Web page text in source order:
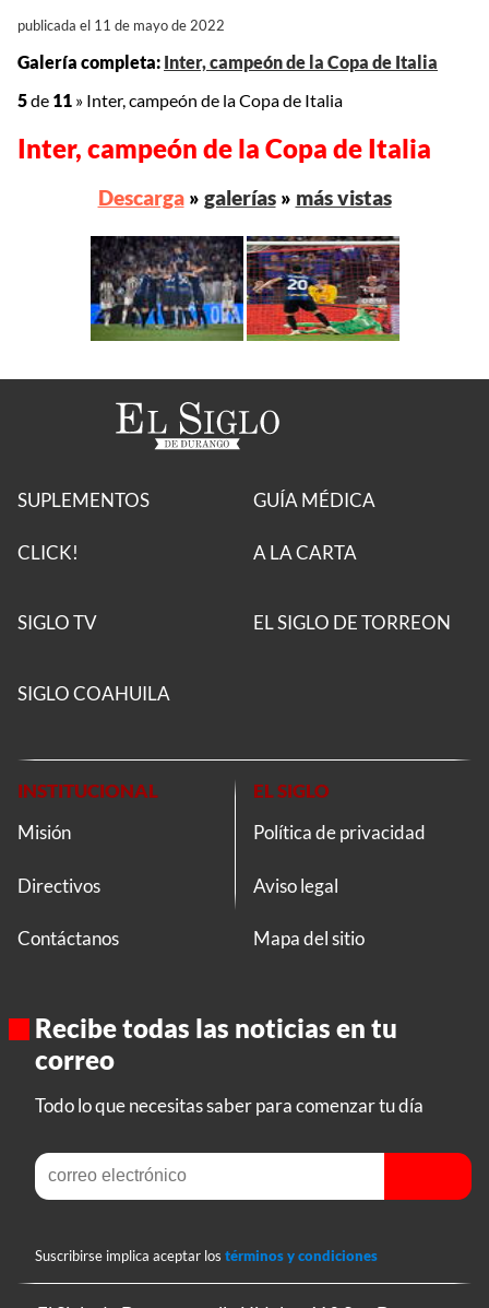
publicada el 11 de mayo de 2022
Galería completa: Inter, campeón de la Copa de Italia
5de 11 » Inter, campeón de la Copa de Italia
Inter, campeón de la Copa de Italia
Descarga» galerías» más vistas
SUPLEMENTOS
CLICK!
GUÍA MÉDICA
A LA CARTA
SIGLO TV EL SIGLO DE TORREON
SIGLO COAHUILA
INSTITUCIONAL
Misión
Directivos
Contáctanos
EL SIGLO
Política de privacidad
Aviso legal
Mapa del sitio
Recibe todas las noticias en tu
correo
Todo lo que necesitas saber para comenzar tu día
Suscribirse implica aceptar los términos y condiciones